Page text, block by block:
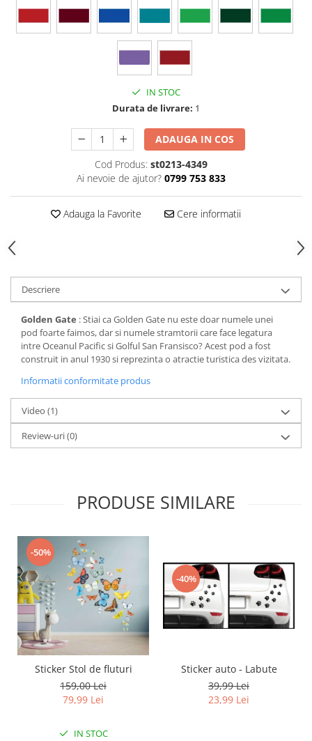
Stickere Walplus ™
Pentru femei
Stickere pereche
Copii
Stickere PVC
Stickere tip tablou
IN STOC
Durata de livrare: 1
ADAUGA IN COS
Cod Produs: st0213-4349
Ai nevoie de ajutor? 0799 753 833
Adauga la Favorite Cere informatii
Descriere
Golden Gate : Stiai ca Golden Gate nu este doar numele unei
pod foarte faimos, dar si numele stramtorii care face legatura
intre Oceanul Pacific si Golful San Fransisco? Acest pod a fost
construit in anul 1930 si reprezinta o atractie turistica des vizitata.
Informatii conformitate produs
Video (1)
Review-uri(0)
PRODUSE SIMILARE
-50%
Sticker Stol de fluturi
159,00 Lei
79,99 Lei
IN STOC
-40%
Sticker auto - Labute
39,99 Lei
23,99 Lei